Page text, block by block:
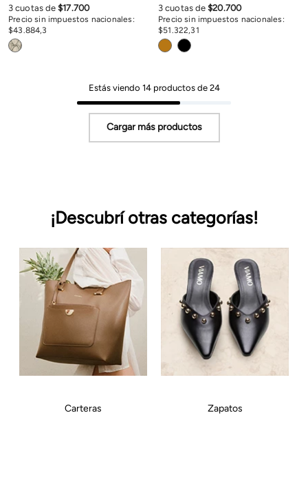
Precio sin impuestos nacionales:
$43.884,3
3 cuotas de$17.700
Precio sin impuestos nacionales:
$51.322,31
3 cuotas de$20.700
Estás viendo 14productos de 24
¡Descubrí otras categorías!
Carteras Zapatos